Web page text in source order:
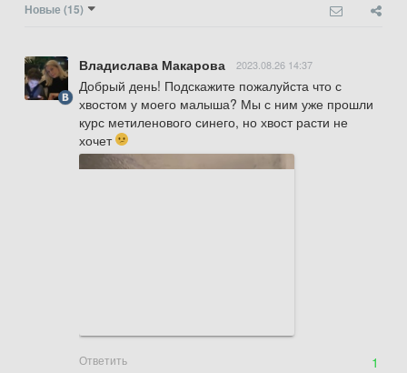
Новые (15)
Владислава Макарова 2023.08.26 14:37
Добрый день! Подскажите пожалуйста что с
хвостом у моего малыша? Мы с ним уже прошли
курс метиленового синего, но хвост расти не
хочет
Ответить 1